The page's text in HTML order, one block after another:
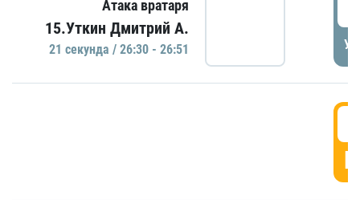
Атака вратаря
15.Уткин Дмитрий А.
21 секундa / 26:30 - 26:51